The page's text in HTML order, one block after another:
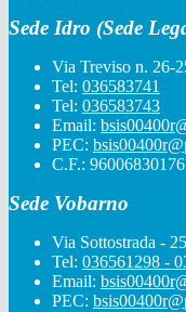
Sede Idro (Sede
Via Treviso n. 26-
Tel: 036583741
Tel: 036583743
Email:
PEC:
C.F.: 96006830176
Sede Vobarno
Via Sottostrada -
Tel: 036561298 -
Email:
PEC: